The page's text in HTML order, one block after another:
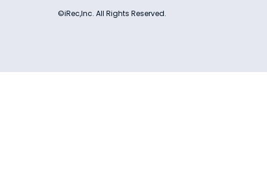
©iRec,Inc. All Rights Reserved.